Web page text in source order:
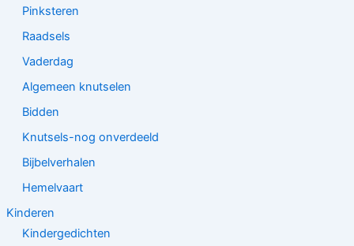
Pinksteren
Raadsels
Vaderdag
Algemeen knutselen
Bidden
Knutsels-nog onverdeeld
Bijbelverhalen
Hemelvaart
Kinderen
Kindergedichten